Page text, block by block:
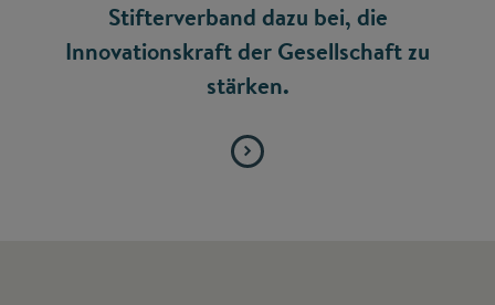
Stifterverband dazu bei, die
Innovationskraft der Gesellschaft zu
stärken.